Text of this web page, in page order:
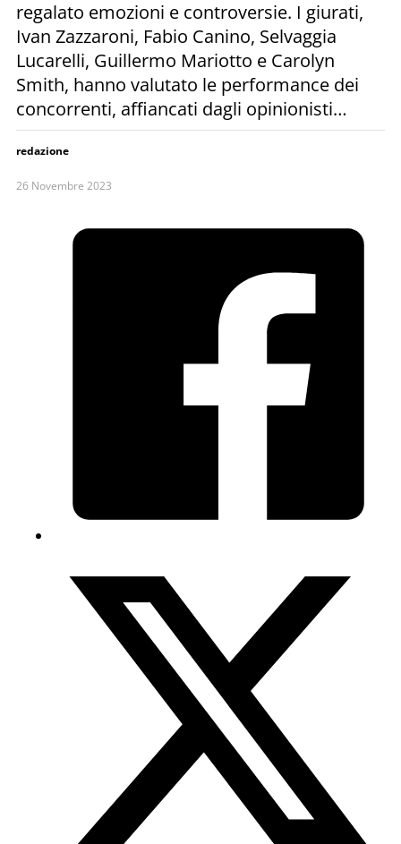
regalato emozioni e controversie. I giurati,
Ivan Zazzaroni, Fabio Canino, Selvaggia
Lucarelli, Guillermo Mariotto e Carolyn
Smith, hanno valutato le performance dei
concorrenti, affiancati dagli opinionisti…
redazione
26 Novembre 2023